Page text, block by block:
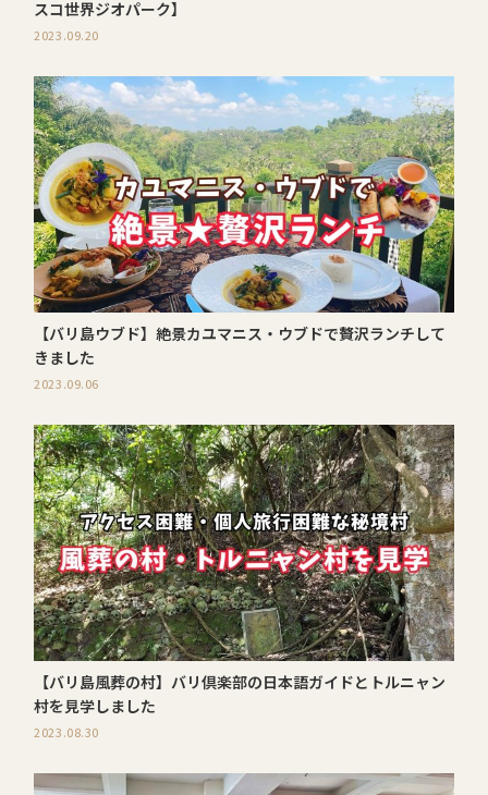
スコ世界ジオパーク】
2023.09.20
【バリ島ウブド】絶景カユマニス・ウブドで贅沢ランチして
きました
2023.09.06
【バリ島風葬の村】バリ倶楽部の日本語ガイドとトルニャン
村を見学しました
2023.08.30